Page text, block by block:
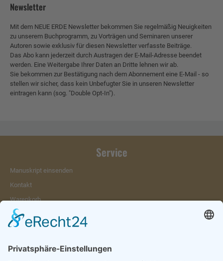
Newsletter
Mit dem NEUE ERDE Newsletter bekommen Sie regelmäßig Neuigkeiten
zu unserem Buchprogramm, zu Vorträgen und Seminaren unserer
Autoren sowie exklusiv für diesen Newsletter verfasste Beiträge.
Das Abo kann jederzeit durch Austragen der E-Mail-Adresse beendet
werden. Eine Weitergabe Ihrer Daten an Dritte lehnen wir ab.
Sie bekommen zur Bestätigung nach dem Abonnement eine E-Mail - so
stellen wir sicher, dass kein Unbefugter Sie in unseren Newsletter
eintragen kann (sog. "Double Opt-In").
Service
Manuskript einsenden
Kontakt
Warenkorb
Konto
Merkzettel